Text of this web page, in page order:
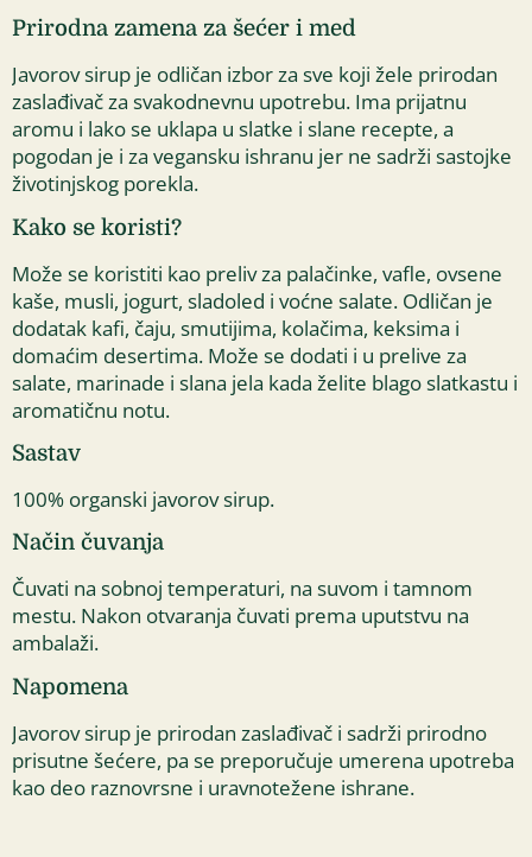
Prirodna zamena za šećer i med
Javorov sirup je odličan izbor za sve koji žele prirodan
zaslađivač za svakodnevnu upotrebu. Ima prijatnu
aromu i lako se uklapa u slatke i slane recepte, a
pogodan je i za vegansku ishranu jer ne sadrži sastojke
životinjskog porekla.
Kako se koristi?
Može se koristiti kao preliv za palačinke, vafle, ovsene
kaše, musli, jogurt, sladoled i voćne salate. Odličan je
dodatak kafi, čaju, smutijima, kolačima, keksima i
domaćim desertima. Može se dodati i u prelive za
salate, marinade i slana jela kada želite blago slatkastu i
aromatičnu notu.
Sastav
100% organski javorov sirup.
Način čuvanja
Čuvati na sobnoj temperaturi, na suvom i tamnom
mestu. Nakon otvaranja čuvati prema uputstvu na
ambalaži.
Napomena
Javorov sirup je prirodan zaslađivač i sadrži prirodno
prisutne šećere, pa se preporučuje umerena upotreba
kao deo raznovrsne i uravnotežene ishrane.